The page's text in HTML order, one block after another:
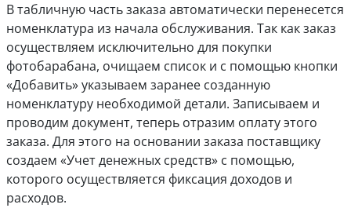
В табличную часть заказа автоматически перенесется
номенклатура из начала обслуживания. Так как заказ
осуществляем исключительно для покупки
фотобарабана, очищаем список и с помощью кнопки
«Добавить» указываем заранее созданную
номенклатуру необходимой детали. Записываем и
проводим документ, теперь отразим оплату этого
заказа. Для этого на основании заказа поставщику
создаем «Учет денежных средств» с помощью,
которого осуществляется фиксация доходов и
расходов.